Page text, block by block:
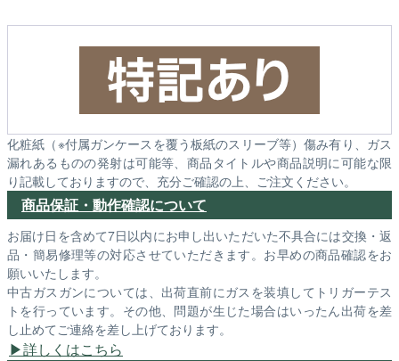
化粧紙（※付属ガンケースを覆う板紙のスリーブ等）傷み有り、ガス
漏れあるものの発射は可能等、商品タイトルや商品説明に可能な限
り記載しておりますので、充分ご確認の上、ご注文ください。
商品保証・動作確認について
お届け日を含めて7日以内にお申し出いただいた不具合には交換・返
品・簡易修理等の対応させていただきます。お早めの商品確認をお
願いいたします。
中古ガスガンについては、出荷直前にガスを装填してトリガーテス
トを行っています。その他、問題が生じた場合はいったん出荷を差
し止めてご連絡を差し上げております。
詳しくはこちら